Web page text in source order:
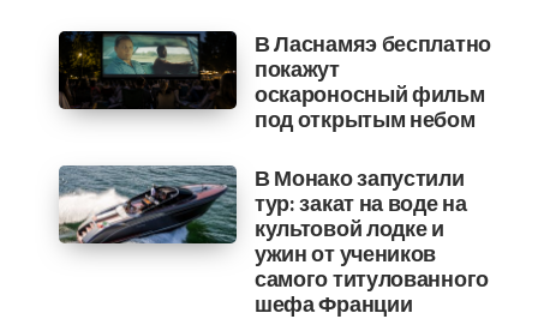
В Ласнамяэ бесплатно
покажут
оскароносный фильм
под открытым небом
В Монако запустили
тур: закат на воде на
культовой лодке и
ужин от учеников
самого титулованного
шефа Франции